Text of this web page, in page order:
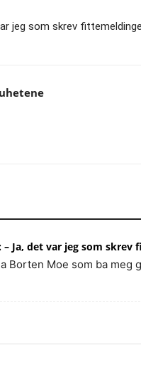
jeg som skrev
– Ja, det var jeg som
Borten Moe som ba